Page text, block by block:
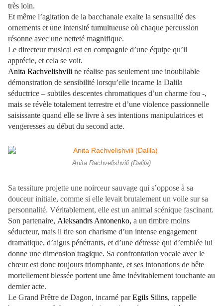
très loin.
Et même l’agitation de la bacchanale exalte la sensualité des
ornements et une intensité tumultueuse où chaque percussion
résonne avec une netteté magnifique.
Le directeur musical est en compagnie d’une équipe qu’il
apprécie, et cela se voit.
Anita Rachvelishvili ne réalise pas seulement une inoubliable
démonstration de sensibilité lorsqu’elle incarne la Dalila
séductrice – subtiles descentes chromatiques d’un charme fou -,
mais se révèle totalement terrestre et d’une violence passionnelle
saisissante quand elle se livre à ses intentions manipulatrices et
vengeresses au début du second acte.
Anita Rachvelishvili (Dalila)
Sa tessiture projette une noirceur sauvage qui s’oppose à sa
douceur initiale, comme si elle levait brutalement un voile sur sa
personnalité. Véritablement, elle est un animal scénique fascinant.
Son partenaire, Aleksandrs Antonenko, a un timbre moins
séducteur, mais il tire son charisme d’un intense engagement
dramatique, d’aigus pénétrants, et d’une détresse qui d’emblée lui
donne une dimension tragique. Sa confrontation vocale avec le
chœur est donc toujours triomphante, et ses intonations de bête
mortellement blessée portent une âme inévitablement touchante au
dernier acte.
Le Grand Prêtre de Dagon, incarné parEgils Silins, rappelle